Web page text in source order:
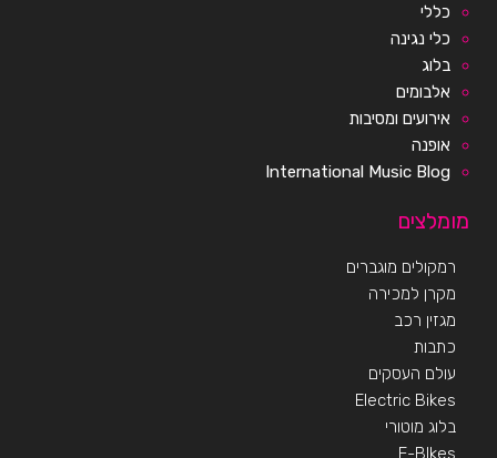
כללי
כלי נגינה
בלוג
אלבומים
אירועים ומסיבות
אופנה
International Music Blog
מומלצים
רמקולים מוגברים
מקרן למכירה
מגזין רכב
כתבות
עולם העסקים
Electric Bikes
בלוג מוטורי
E-BIkes